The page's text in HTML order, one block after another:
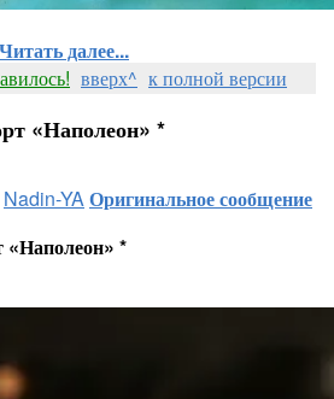
Читать далее...
вверх^ к полной версии
«Наполеон» *
Nadin-YAОригинальное сообщение
*